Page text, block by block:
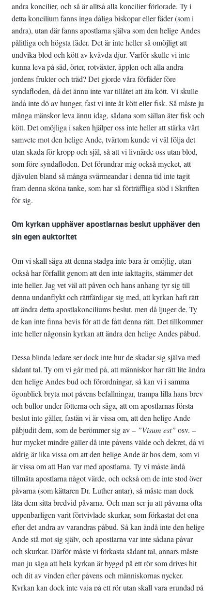
andra koncilier, och så är alltså alla koncilier förlorade. Ty i
detta koncilium fanns inga dåliga biskopar eller fäder (som i
andra), utan där fanns apostlarna själva som den helige Andes
pålitliga och högsta fäder. Det är inte heller så omöjligt att
undvika blod och kött av kvävda djur. Varför skulle vi inte
kunna leva på säd, örter, rotväxter, äpplen och alla andra
jordens frukter och träd? Det gjorde våra förfäder före
syndafloden, då det ännu inte var tillåtet att äta kött. Vi skulle
ändå inte dö av hunger, fast vi inte åt kött eller fisk. Så måste ju
många mänskor leva ännu idag, sådana som sällan äter fisk och
kött. Det omöjliga i saken hjälper oss inte heller att stärka vårt
samvete mot den helige Ande, tvärtom kunde vi väl följa det
utan skada för kropp och själ, så att vi livnärde oss utan blod,
som före syndafloden. Det förundrar mig också mycket, att
djävulen bland så många svärmeandar i denna tid inte tagit
fram denna sköna tanke, som har så förträffliga stöd i Skriften
för sig.
Om kyrkan upphäver apostlarnas beslut upphäver den
sin egen auktoritet
Om vi skall säga att denna stadga inte bara är omöjlig, utan
också har förfallit genom att den inte iakttagits, stämmer det
inte heller. Jag vet väl att påven och hans anhang tyr sig till
denna undanflykt och rättfärdigar sig med, att kyrkan haft rätt
att ändra detta apostlakonciliums beslut, men då ljuger de. Ty
de kan inte finna bevis för att de fått denna rätt. Det tillkommer
inte heller någonsin kyrkan att ändra den helige Andes påbud.
Dessa blinda ledare ser dock inte hur de skadar sig själva med
sådant tal. Ty om vi går med på, att människor har rätt lite ändra
den helige Andes bud och förordningar, så kan vi i samma
ögonblick bryta mot påvens befallningar, trampa lilla hans brev
och bullor under fötterna och säga, att om apostlarnas första
beslut inte gäller, fastän vi är vissa om, att den helige Ande
påbjudit dem, som de berömmer sig av – ”Visum est” osv. –
hur mycket mindre gäller då inte påvens välde och dekret, då vi
aldrig är lika vissa om att den helige Ande är hos dem, som vi
är vissa om att Han var med apostlarna. Ty vi måste ändå
tillmäta apostlarna något värde, och också om de inte stod över
påvarna (som kättaren Dr. Luther antar), så måste man dock
låta dem sitta bredvid påvarna. Och man ser ju att påvarna ofta
uppenbarligen varit förtvivlade skurkar, som förkastat det ena
efter det andra av varandras påbud. Så kan ändå inte den helige
Ande stå mot sig själv, och apostlarna var inte sådana påvar
och skurkar. Därför måste vi förkasta sådant tal, annars måste
man ju säga att hela kyrkan är byggd på ett rör som drives hit
och dit av vinden efter påvens och människornas nycker.
Kyrkan kan dock inte vaja på ett rör utan skall vara grundad på